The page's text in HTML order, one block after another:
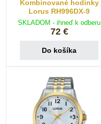
Kombinované hodinky
Lorus RH996DX-9
SKLADOM - ihneď k odberu
72 €
Do košíka